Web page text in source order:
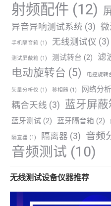
射频配件 (12)
异音异响测试系统 (3)
手机隔音箱 (1) 无线测试仪 (3)
测试屏蔽箱 (1) 测试转台 (2) 滤
电动旋转台 (5) 电控旋转
矢量分析仪 (1) 移相器 (1) 网络分
耦合天线 (3) 蓝牙屏蔽
蓝牙测试 (2) 蓝牙隔音箱 (2)
隔直器 (1) 隔离器 (3) 音频
音频测试 (10)
无线测试设备仪器推荐